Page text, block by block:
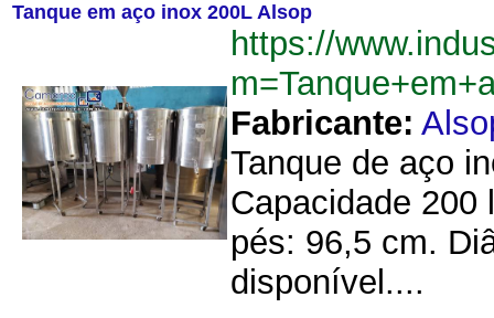
Tanque em aço inox 200L Alsop
https://
Fabricante:
Tanque de aço
Capacidade 200
pés: 96,5 cm.
disponível....